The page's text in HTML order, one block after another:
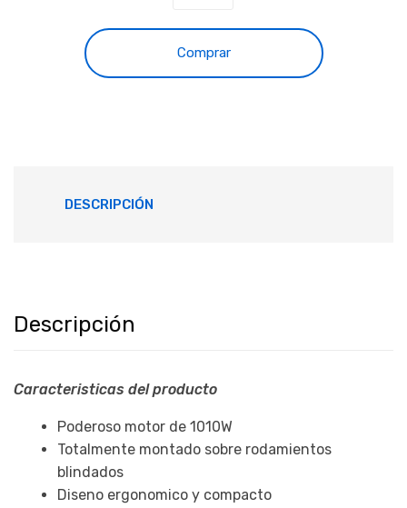
Comprar
DESCRIPCIÓN
Descripción
Caracteristicas del producto
Poderoso motor de 1010W
Totalmente montado sobre rodamientos
blindados
Diseno ergonomico y compacto